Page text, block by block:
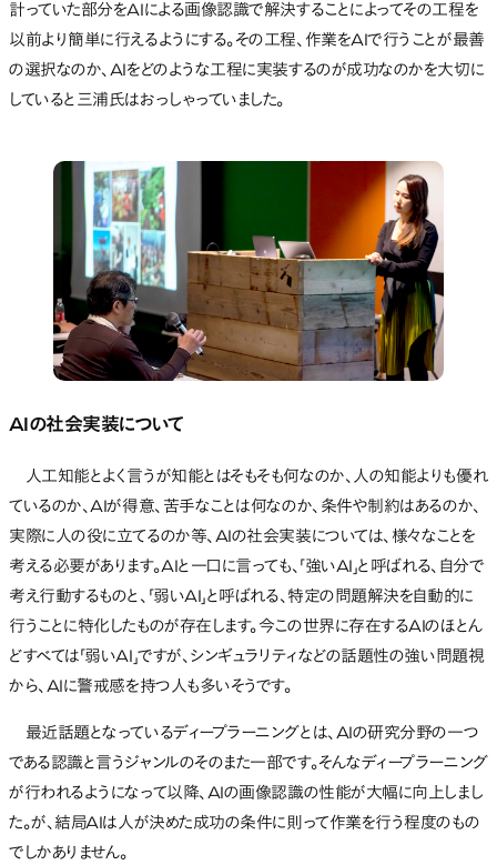
計っていた部分をAIによる画像認識で解決することによってその工程を
以前より簡単に行えるようにする。その工程、作業をAIで行うことが最善
の選択なのか、AIをどのような工程に実装するのが成功なのかを大切に
していると三浦氏はおっしゃっていました。
AIの社会実装について
人工知能とよく言うが知能とはそもそも何なのか、人の知能よりも優れ
ているのか、AIが得意、苦手なことは何なのか、条件や制約はあるのか、
実際に人の役に立てるのか等、AIの社会実装については、様々なことを
考える必要があります。AIと一口に言っても、「強いAI」と呼ばれる、自分で
考え行動するものと、「弱いAI」と呼ばれる、特定の問題解決を自動的に
行うことに特化したものが存在します。今この世界に存在するAIのほとん
どすべては「弱いAI」ですが、シンギュラリティなどの話題性の強い問題視
から、AIに警戒感を持つ人も多いそうです。
最近話題となっているディープラーニングとは、AIの研究分野の一つ
である認識と言うジャンルのそのまた一部です。そんなディープラーニング
が行われるようになって以降、AIの画像認識の性能が大幅に向上しまし
た。が、結局AIは人が決めた成功の条件に則って作業を行う程度のもの
でしかありません。